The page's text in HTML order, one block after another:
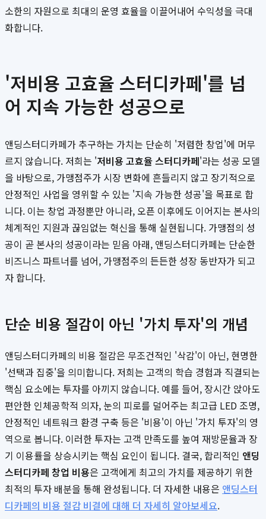
소한의 자원으로 최대의 운영 효율을 이끌어내어 수익성을 극대
화합니다.
'저비용 고효율 스터디카페'를 넘
어 지속 가능한 성공으로
앤딩스터디카페가 추구하는 가치는 단순히 '저렴한 창업'에 머무
르지 않습니다. 저희는 '저비용 고효율 스터디카페'라는 성공 모델
을 바탕으로, 가맹점주가 시장 변화에 흔들리지 않고 장기적으로
안정적인 사업을 영위할 수 있는 '지속 가능한 성공'을 목표로 합
니다. 이는 창업 과정뿐만 아니라, 오픈 이후에도 이어지는 본사의
체계적인 지원과 끊임없는 혁신을 통해 실현됩니다. 가맹점의 성
공이 곧 본사의 성공이라는 믿음 아래, 앤딩스터디카페는 단순한
비즈니스 파트너를 넘어, 가맹점주의 든든한 성장 동반자가 되고
자 합니다.
단순 비용 절감이 아닌 '가치 투자'의 개념
앤딩스터디카페의 비용 절감은 무조건적인 '삭감'이 아닌, 현명한
'선택과 집중'을 의미합니다. 저희는 고객의 학습 경험과 직결되는
핵심 요소에는 투자를 아끼지 않습니다. 예를 들어, 장시간 앉아도
편안한 인체공학적 의자, 눈의 피로를 덜어주는 최고급 LED 조명,
안정적인 네트워크 환경 구축 등은 '비용'이 아닌 '가치 투자'의 영
역으로 봅니다. 이러한 투자는 고객 만족도를 높여 재방문율과 장
기 이용률을 상승시키는 핵심 요인이 됩니다. 결국, 합리적인 앤딩
스터디카페 창업 비용은 고객에게 최고의 가치를 제공하기 위한
최적의 투자 배분을 통해 완성됩니다. 더 자세한 내용은 앤딩스터
디카페의 비용 절감 비결에 대해 더 자세히 알아보세요.